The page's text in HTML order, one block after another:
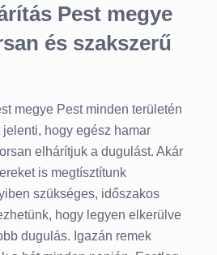
Pest megye
és szakszerű
megye Pest minden területén
jelenti, hogy egész hamar
elhárítjuk a dugulást. Akár
is megtísztítunk
szükséges, időszakos
hogy legyen elkerülve
dugulás. Igazán remek